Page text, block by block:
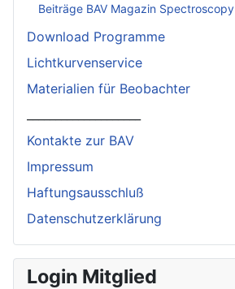
Beiträge BAV Magazin Spectroscopy
Download Programme
Lichtkurvenservice
Materialien für Beobachter
Kontakte zur BAV
Impressum
Haftungsausschluß
Datenschutzerklärung
Login Mitglied